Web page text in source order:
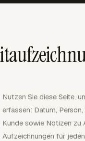
Nutzen Sie diese Seite,
erfassen: Datum,
Kunde sowie Notizen zu
Aufzeichnungen für